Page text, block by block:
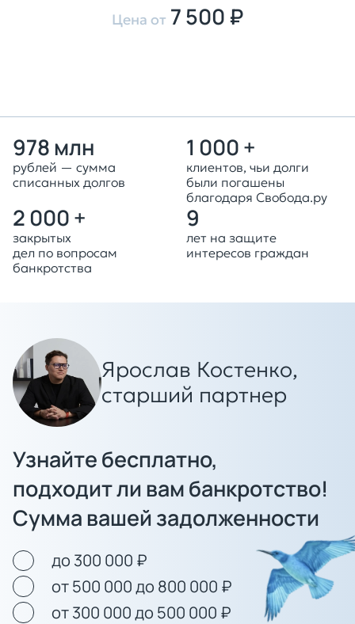
Цена от 7 500 ₽
978 млн
рублей — сумма
списанных долгов
1 000 +
клиентов, чьи долги
были погашены
благодаря Свобода.ру
2 000 +
закрытых
дел по вопросам
банкротства
9
лет на защите
интересов граждан
Ярослав Костенко,
старший партнер
Узнайте бесплатно,
подходит ли вам банкротство!
Сумма вашей задолженности
до 300 000 ₽
от 500 000 до 800 000 ₽
от 300 000 до 500 000 ₽